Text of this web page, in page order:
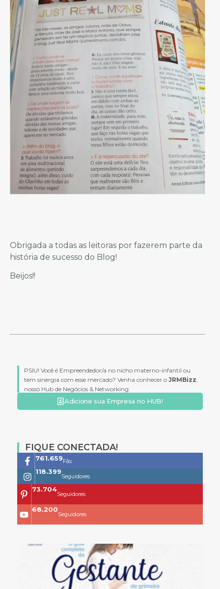
Obrigada a todas as leitoras por fazerem parte da
história de sucesso do Blog!
Beijos!!
PSIU! Você é Empreendedor/a no nicho materno-infantil ou
tem sinergia com esse mercado? Venha conhecer o JRMBizz,
nosso Hub de Negócios & Networking:
Adicione sua Empresa no HUB!
FIQUE CONECTADA!
761.659Fãs
118.399
Seguidores
73.704
Seguidores
68.200
Seguidores